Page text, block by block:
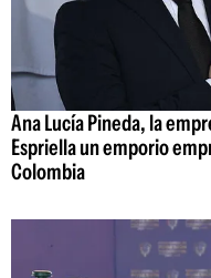
Ana Lucía Pineda, la
Espriella un emporio
Colombia